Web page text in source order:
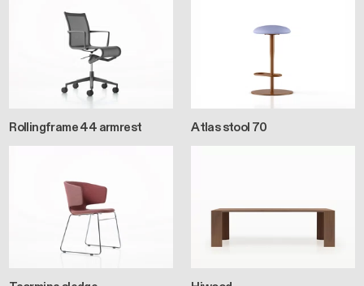
Rollingframe 44 armrest Atlas stool 70